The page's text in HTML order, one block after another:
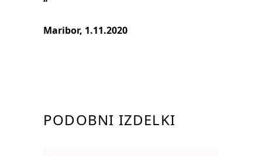
“
Maribor, 1.11.2020
PODOBNI IZDELKI